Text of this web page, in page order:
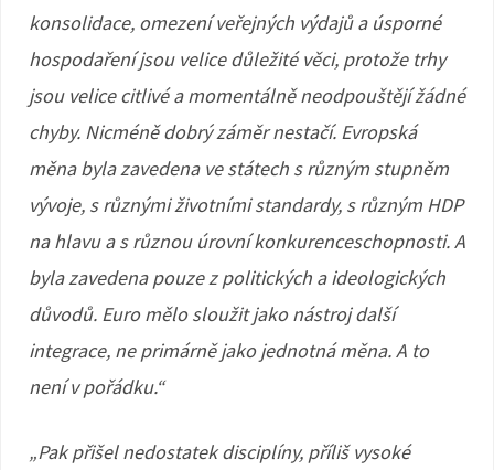
konsolidace, omezení veřejných výdajů a úsporné
hospodaření jsou velice důležité věci, protože trhy
jsou velice citlivé a momentálně neodpouštějí žádné
chyby. Nicméně dobrý záměr nestačí. Evropská
měna byla zavedena ve státech s různým stupněm
vývoje, s různými životními standardy, s různým HDP
na hlavu a s různou úrovní konkurenceschopnosti. A
byla zavedena pouze z politických a ideologických
důvodů. Euro mělo sloužit jako nástroj další
integrace, ne primárně jako jednotná měna. A to
není v pořádku.“
„Pak přišel nedostatek disciplíny, příliš vysoké